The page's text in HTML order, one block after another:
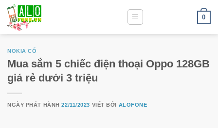
0
NOKIA CỔ
Mua sắm 5 chiếc điện thoại Oppo 128GB
giá rẻ dưới 3 triệu
NGÀY PHÁT HÀNH22/11/2023 VIẾT BỞI ALOFONE